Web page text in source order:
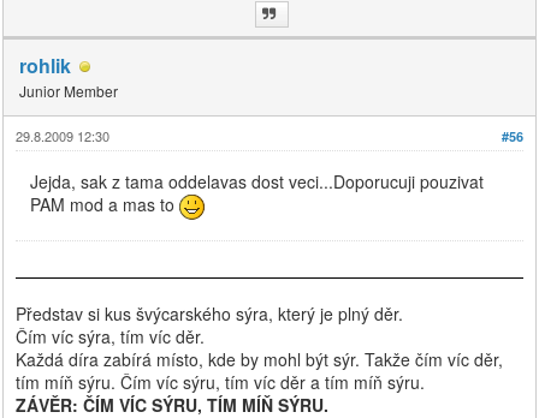
rohlik
Junior Member
#56
29.8.2009 12:30
Jejda, sak z tama oddelavas dost veci...Doporucuji pouzivat
PAM mod a mas to
Představ si kus švýcarského sýra, který je plný děr.
Čím víc sýra, tím víc děr.
Každá díra zabírá místo, kde by mohl být sýr. Takže čím víc děr,
tím míň sýru. Čím víc sýru, tím víc děr a tím míň sýru.
ZÁVĚR: ČÍM VÍC SÝRU, TÍM MÍŇ SÝRU.